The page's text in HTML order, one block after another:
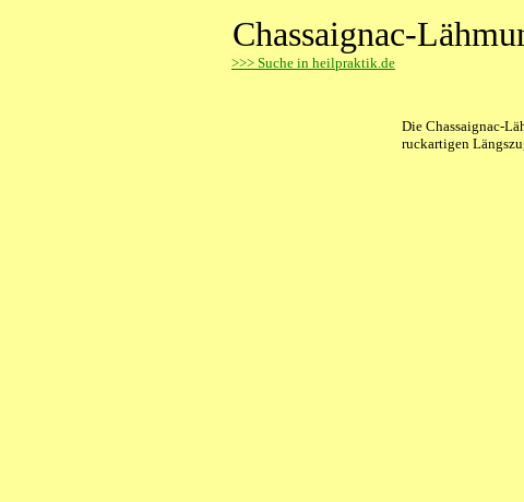
Chassaignac-
>>> Suche in heilpraktik.de
Die Chassaignac-
ruckartigen